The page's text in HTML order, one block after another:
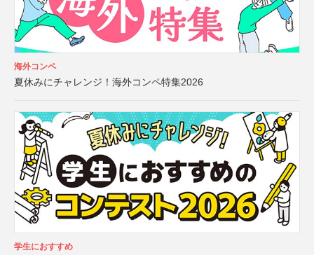
海外コンペ
夏休みにチャレンジ！海外コンペ特集2026
学生におすすめ